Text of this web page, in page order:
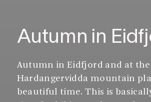
Autumn in
Autumn in Eidfjord and at the
Hardangervidda mountain
beautiful time. This is